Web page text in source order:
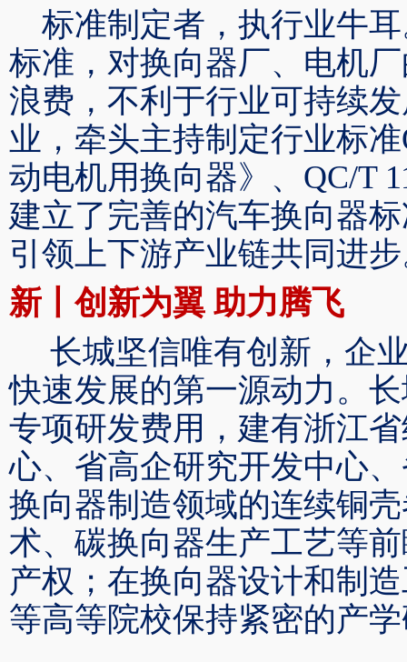
标准制定者，执行业牛
标准，对换向器厂、电机
浪费，不利于行业可持续
业，牵头主持制定行业标准
动电机用换向器》、QC/T
建立了完善的汽车换向器
引领上下游产业链共同进
新丨创新为翼 助力腾飞
长城坚信唯有创新，企
快速发展的第一源动力 。
专项研发费用，建有浙江
心、省高企研究开发中心
换向器制造领域的连续铜
术、碳换向器生产工艺等
产权；在换向器设计和制
等高等院校保持紧密的产